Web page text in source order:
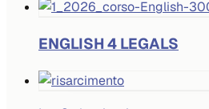
ENGLISH 4 LEGALS